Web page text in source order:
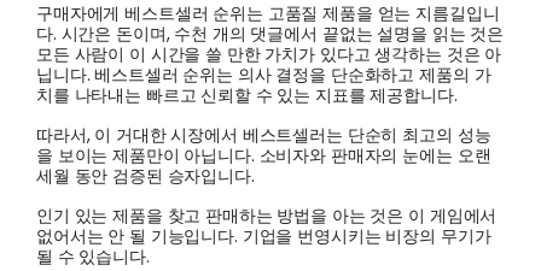
구매자에게 베스트셀러 순위는 고품질 제품을 얻는 지름길입니
다. 시간은 돈이며, 수천 개의 댓글에서 끝없는 설명을 읽는 것은
모든 사람이 이 시간을 쓸 만한 가치가 있다고 생각하는 것은 아
닙니다. 베스트셀러 순위는 의사 결정을 단순화하고 제품의 가
치를 나타내는 빠르고 신뢰할 수 있는 지표를 제공합니다.
따라서, 이 거대한 시장에서 베스트셀러는 단순히 최고의 성능
을 보이는 제품만이 아닙니다. 소비자와 판매자의 눈에는 오랜
세월 동안 검증된 승자입니다.
인기 있는 제품을 찾고 판매하는 방법을 아는 것은 이 게임에서
없어서는 안 될 기능입니다. 기업을 번영시키는 비장의 무기가
될 수 있습니다.